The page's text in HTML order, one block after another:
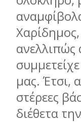
μας. Έτσι,
στέρεες
διέθετα